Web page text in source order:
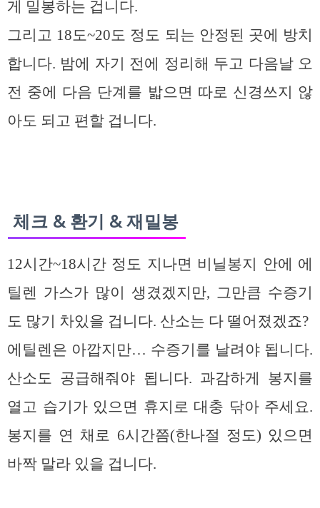
게 밀봉하는 겁니다.
그리고 18도~20도 정도 되는 안정된 곳에 방치
합니다. 밤에 자기 전에 정리해 두고 다음날 오
전 중에 다음 단계를 밟으면 따로 신경쓰지 않
아도 되고 편할 겁니다.
체크 & 환기 & 재밀봉
12시간~18시간 정도 지나면 비닐봉지 안에 에
틸렌 가스가 많이 생겼겠지만, 그만큼 수증기
도 많기 차있을 겁니다. 산소는 다 떨어졌겠죠?
에틸렌은 아깝지만… 수증기를 날려야 됩니다.
산소도 공급해줘야 됩니다. 과감하게 봉지를
열고 습기가 있으면 휴지로 대충 닦아 주세요.
봉지를 연 채로 6시간쯤(한나절 정도) 있으면
바짝 말라 있을 겁니다.